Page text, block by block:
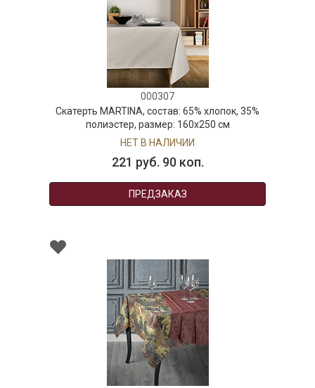
000307
Скатерть MARTINA, состав: 65% хлопок, 35%
полиэстер, размер: 160х250 см
НЕТ В НАЛИЧИИ
221 руб. 90 коп.
ПРЕДЗАКАЗ